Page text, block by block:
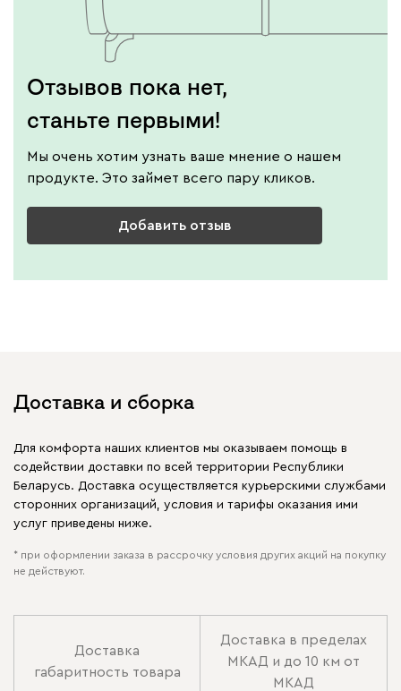
Отзывов пока нет,
станьте первыми!
Мы очень хотим узнать ваше мнение о нашем
продукте. Это займет всего пару кликов.
Добавить отзыв
Доставка и сборка
Для комфорта наших клиентов мы оказываем помощь в
содействии доставки по всей территории Республики
Беларусь. Доставка осуществляется курьерскими службами
сторонних организаций, условия и тарифы оказания ими
услуг приведены ниже.
* при оформлении заказа в рассрочку условия других акций на покупку
не действуют.
Доставка
габаритность товара
Доставка в пределах
МКАД и до 10 км от
МКАД